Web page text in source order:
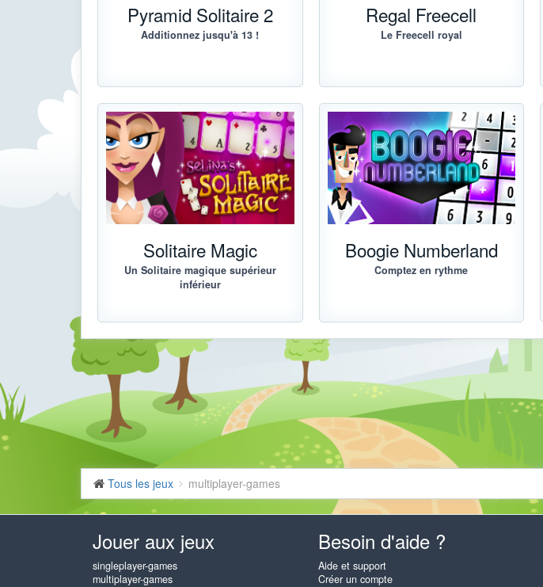
Pyramid Solitaire 2
Additionnez jusqu'à 13 !
Regal Freecell
Le Freecell royal
Solitaire Magic
Un Solitaire magique supérieur
inférieur
Boogie Numberland
Comptez en rythme
Tous les jeux multiplayer-games
Jouer aux jeux
singleplayer-games
multiplayer-games
Besoin d'aide ?
Aide et support
Créer un compte